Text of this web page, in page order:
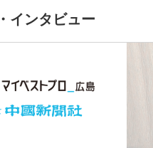
インタビュー